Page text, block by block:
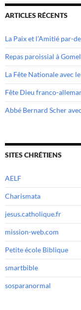
e
t
e
ARTICLES RÉCENTS
La Paix et l’Amitié par-
Repas paroissial à
La Fête Nationale avec
Fête Dieu franco-
Abbé Bernard Scher
SITES CHRÉTIENS
AELF
Charismata
jesus.catholique.fr
mission-web.com
Petite école Biblique
smartbible
sosparanormal